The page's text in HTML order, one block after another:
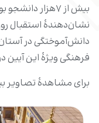
بیش از ۷هزار
نشان‌دهندۀ استقبال
دانش‌آموختگی در
فرهنگی ویژۀ این
برای مشاهدۀ تصاویر